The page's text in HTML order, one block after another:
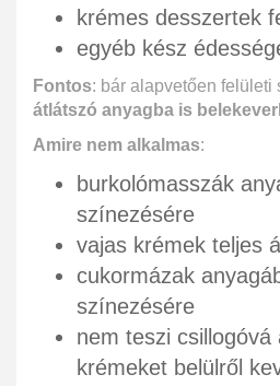
krémes desszertek
egyéb kész
Fontos: bár alapvetően felületi
átlátszó anyagba is
Amire nem alkalmas:
burkolómasszák
színezésére
vajas krémek teljes
cukormázak
színezésére
nem teszi
krémeket belülről